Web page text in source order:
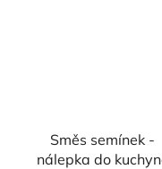
Směs semínek -
nálepka do